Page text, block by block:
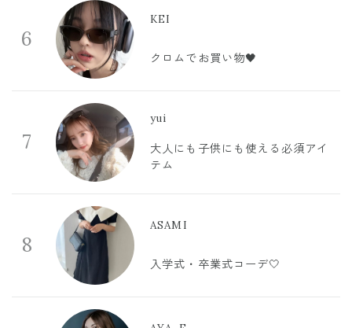
6
KEI
クロムでお買い物🖤
7
yui
大人にも子供にも使える必須アイ
テム
8
ASAMI
入学式・卒業式コーデ🤍